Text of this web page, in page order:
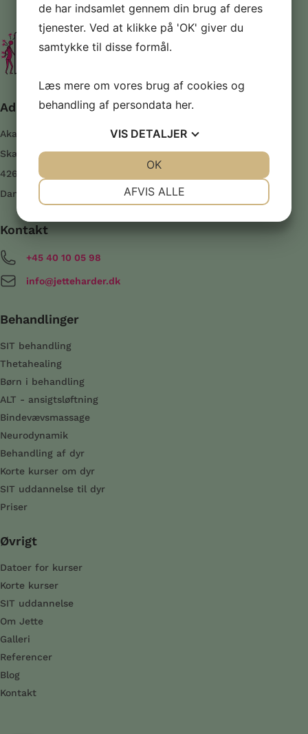
Adresse
Akademi SIT2you Harder
Skælskør Landevej 21
4262 Sandved
Danmark
Kontakt
+45 40 10 05 98
info@jetteharder.dk
Behandlinger
SIT behandling
Thetahealing
Børn i behandling
ALT - ansigtsløftning
Bindevævsmassage
Neurodynamik
Behandling af dyr
Korte kurser om dyr
SIT uddannelse til dyr
Priser
Øvrigt
Datoer for kurser
Korte kurser
SIT uddannelse
Om Jette
Galleri
Referencer
Blog
Kontakt
de har indsamlet gennem din brug af deres
tjenester. Ved at klikke på 'OK' giver du
samtykke til disse formål.
Læs mere om vores brug af cookies og
behandling af persondata her.
VIS DETALJER
AFVIS ALLE
OK